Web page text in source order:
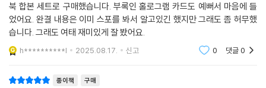
북 합본 세트로 구매했습니다. 부록인 홀로그램 카드도 예뻐서 마음에 들
었어요. 완결 내용은 이미 스포를 봐서 알고있긴 했지만 그래도 좀 허무했
습니다. 그래도 여태 재미있게 잘 봤어요.
h**********l 2025.08.17. 신고 0 댓글0
종이책 구매